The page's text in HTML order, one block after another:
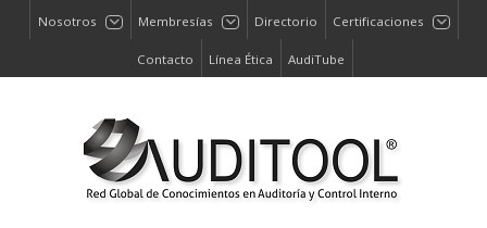
Nosotros Membresías Directorio Certificaciones
Contacto Línea Ética AudiTube